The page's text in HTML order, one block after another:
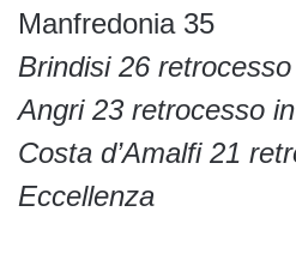
Manfredonia 35
Brindisi 26
Angri 23 retrocesso
Costa d’Amalfi 21
Eccellenza